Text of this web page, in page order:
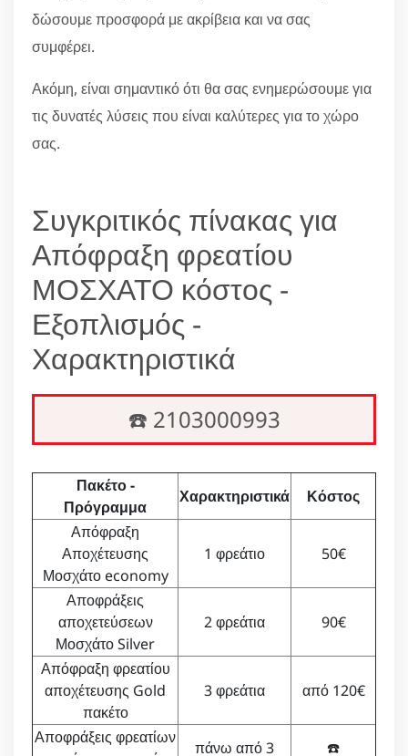
δώσουμε προσφορά με ακρίβεια και να σας
συμφέρει.
Ακόμη, είναι σημαντικό ότι θα σας ενημερώσουμε για
τις δυνατές λύσεις που είναι καλύτερες για το χώρο
σας.
Συγκριτικός πίνακας για
Απόφραξη φρεατίου
ΜΟΣΧΑΤΟ κόστος -
Εξοπλισμός -
Χαρακτηριστικά
☎️ 2103000993
Πακέτο -
Πρόγραμμα
Χαρακτηριστικά
Κόστος
Απόφραξη
Αποχέτευσης
Μοσχάτο economy
1 φρεάτιο 50€
Αποφράξεις
αποχετεύσεων
Μοσχάτο Silver
2 φρεάτια 90€
Απόφραξη φρεατίου
αποχέτευσης Gold
πακέτο
3 φρεάτια από 120€
Αποφράξεις φρεατίων
πάνω από 3
☎️